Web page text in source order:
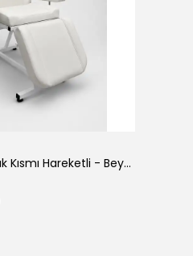
Viro - Sırt Ve Ayak Kısmı Hareketli - Beyaz